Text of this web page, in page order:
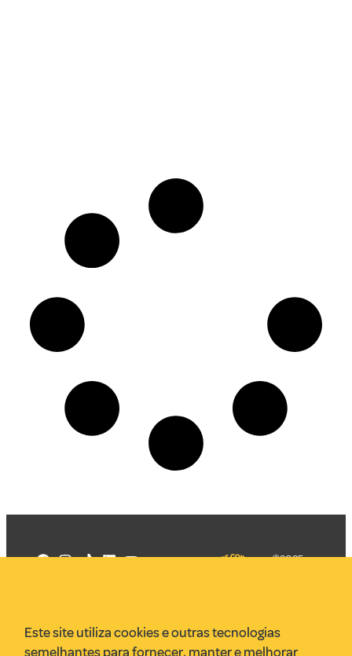
VR Assessoria
©2025
Este site utiliza cookies e outras tecnologias
semelhantes para fornecer, manter e melhorar